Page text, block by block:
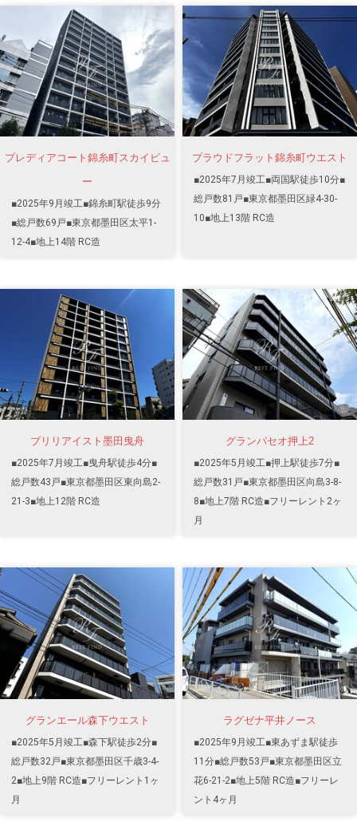
プレディアコート錦糸町スカイビュ
ー
■2025年9月竣工■錦糸町駅徒歩9分
■総戸数69戸■東京都墨田区太平1-
12-4■地上14階 RC造
プラウドフラット錦糸町ウエスト
■2025年7月竣工■両国駅徒歩10分■
総戸数81戸■東京都墨田区緑4-30-
10■地上13階 RC造
ブリリアイスト墨田曳舟
■2025年7月竣工■曳舟駅徒歩4分■
総戸数43戸■東京都墨田区東向島2-
21-3■地上12階 RC造
グランパセオ押上2
■2025年5月竣工■押上駅徒歩7分■
総戸数31戸■東京都墨田区向島3-8-
8■地上7階 RC造■フリーレント2ヶ
月
グランエール森下ウエスト
■2025年5月竣工■森下駅徒歩2分■
総戸数32戸■東京都墨田区千歳3-4-
2■地上9階 RC造■フリーレント1ヶ
月
ラグゼナ平井ノース
■2025年9月竣工■東あずま駅徒歩
11分■総戸数53戸■東京都墨田区立
花6-21-2■地上5階 RC造■フリーレ
ント4ヶ月